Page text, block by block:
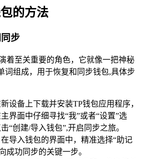
的方法
同步
着至关重要的角色，它就像一把神秘
词组成，用于恢复和同步钱包,具体步
新设备上下载并安装TP钱包应用程序，
界面中仔细寻找“我”或者“设置”选
“创建/导入钱包”,开启同步之旅。
在导入钱包的界面中，精准选择“助记
成功同步的关键一步。